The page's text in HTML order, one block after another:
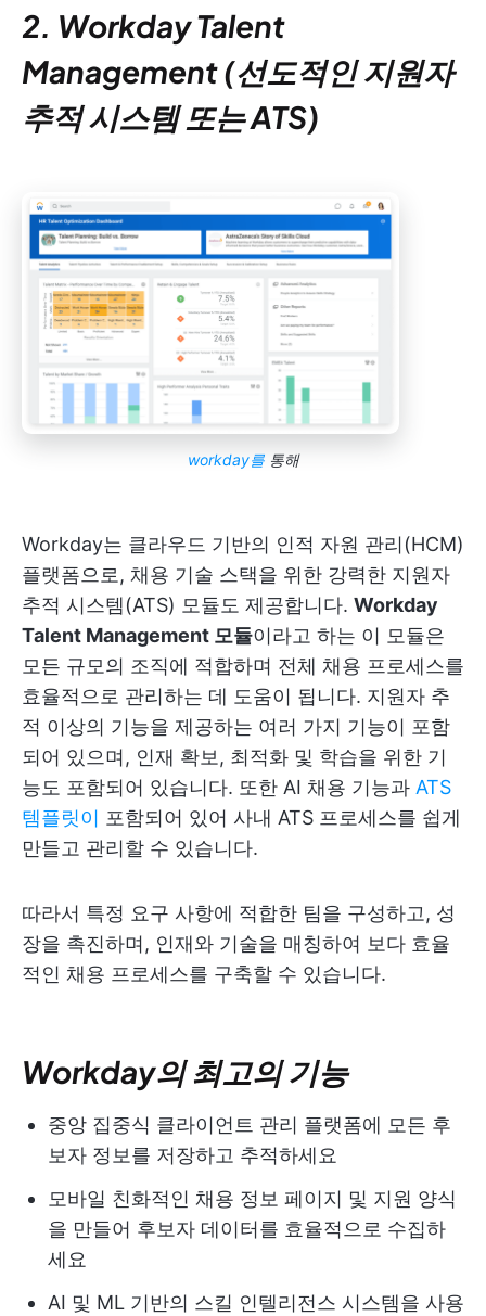
2. Workday Talent
Management (선도적인 지원자
추적 시스템 또는 ATS)
workday를통해
Workday는 클라우드 기반의 인적 자원 관리(HCM)
플랫폼으로, 채용 기술 스택을 위한 강력한 지원자
추적 시스템(ATS) 모듈도 제공합니다. Workday
Talent Management 모듈이라고 하는 이 모듈은
모든 규모의 조직에 적합하며 전체 채용 프로세스를
효율적으로 관리하는 데 도움이 됩니다. 지원자 추
적 이상의 기능을 제공하는 여러 가지 기능이 포함
되어 있으며, 인재 확보, 최적화 및 학습을 위한 기
능도 포함되어 있습니다. 또한 AI 채용 기능과 ATS
템플릿이 포함되어 있어 사내 ATS 프로세스를 쉽게
만들고 관리할 수 있습니다.
따라서 특정 요구 사항에 적합한 팀을 구성하고, 성
장을 촉진하며, 인재와 기술을 매칭하여 보다 효율
적인 채용 프로세스를 구축할 수 있습니다.
Workday의 최고의 기능
중앙 집중식 클라이언트 관리 플랫폼에 모든 후
보자 정보를 저장하고 추적하세요
모바일 친화적인 채용 정보 페이지 및 지원 양식
을 만들어 후보자 데이터를 효율적으로 수집하
세요
AI 및 ML 기반의 스킬 인텔리전스 시스템을 사용